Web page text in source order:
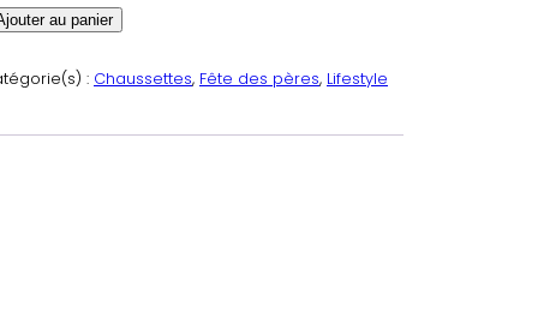
au panier
: Chaussettes, Fête des pères, Lifestyle